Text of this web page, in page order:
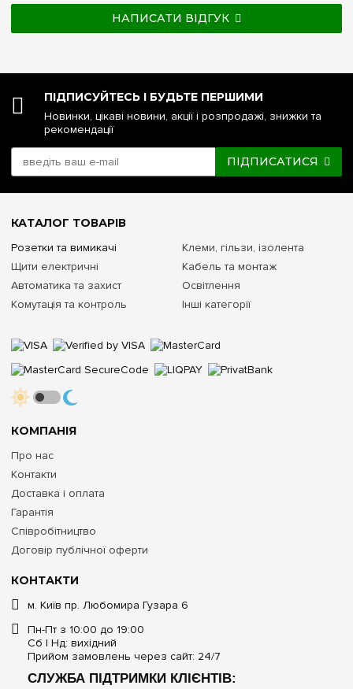
НАПИСАТИ ВІДГУК
ПІДПИСУЙТЕСЬ І БУДЬТЕ ПЕРШИМИ
Новинки, цікаві новини, акції і розпродажі, знижки та
рекомендації
ПІДПИСАТИСЯ
КОНТАКТИ
м. Київ пр. Любомира Гузара 6
Пн-Пт з 10:00 до 19:00
Сб | Нд: вихідний
Прийом замовлень через сайт: 24/7
СЛУЖБА ПІДТРИМКИ КЛІЄНТІВ:
КОМПАНІЯ
Про нас
Контакти
Доставка і оплата
Гарантія
Співробітництво
Договір публічної оферти
КАТАЛОГ ТОВАРІВ
Розетки та вимикачі
Щити електричні
Автоматика та захист
Комутація та контроль
Клеми, гільзи, ізолента
Кабель та монтаж
Освітлення
Інші категорії